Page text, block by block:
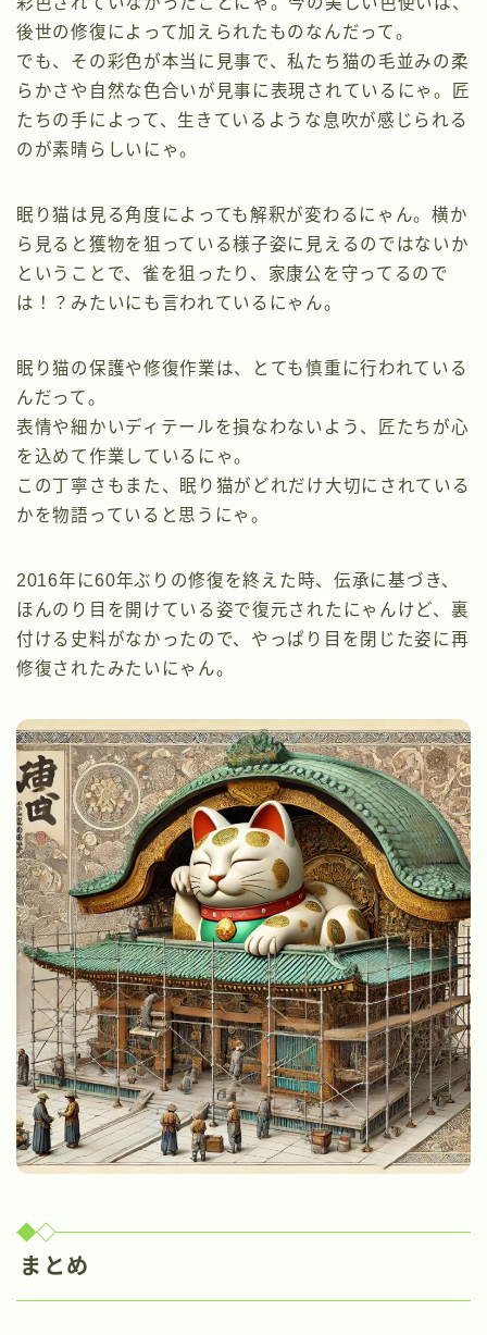
後世の修復によって加えられたものなんだって。
でも、その彩色が本当に見事で、私たち猫の毛並みの柔
らかさや自然な色合いが見事に表現されているにゃ。匠
たちの手によって、生きているような息吹が感じられる
のが素晴らしいにゃ。
眠り猫は見る角度によっても解釈が変わるにゃん。横か
ら見ると獲物を狙っている様子姿に見えるのではないか
ということで、雀を狙ったり、家康公を守ってるので
は！？みたいにも言われているにゃん。
眠り猫の保護や修復作業は、とても慎重に行われている
んだって。
表情や細かいディテールを損なわないよう、匠たちが心
を込めて作業しているにゃ。
この丁寧さもまた、眠り猫がどれだけ大切にされている
かを物語っていると思うにゃ。
2016年に60年ぶりの修復を終えた時、伝承に基づき、
ほんのり目を開けている姿で復元されたにゃんけど、裏
付ける史料がなかったので、やっぱり目を閉じた姿に再
修復されたみたいにゃん。
まとめ